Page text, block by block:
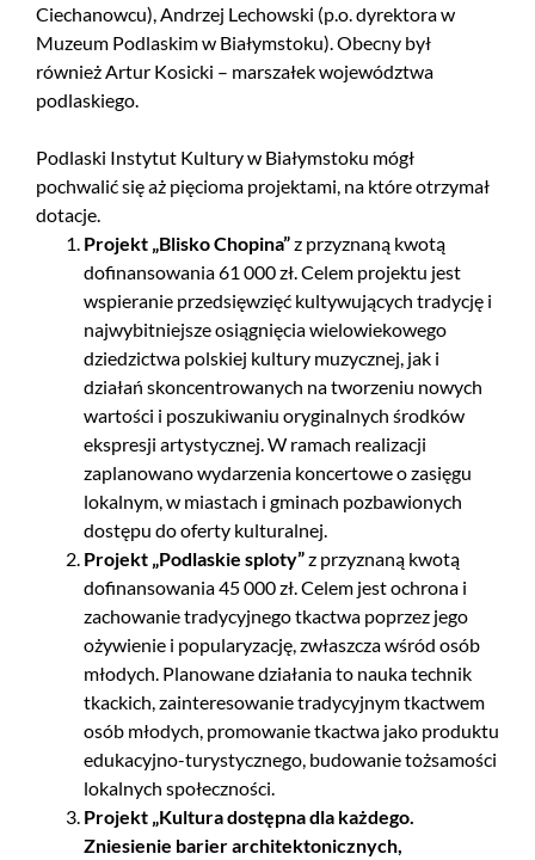
Ciechanowcu), Andrzej Lechowski (p.o. dyrektora w
Muzeum Podlaskim w Białymstoku). Obecny był
również Artur Kosicki – marszałek województwa
podlaskiego.
Podlaski Instytut Kultury w Białymstoku mógł
pochwalić się aż pięcioma projektami, na które otrzymał
dotacje.
Projekt „Blisko Chopina”z przyznaną kwotą
dofinansowania 61 000 zł. Celem projektu jest
wspieranie przedsięwzięć kultywujących tradycję i
najwybitniejsze osiągnięcia wielowiekowego
dziedzictwa polskiej kultury muzycznej, jak i
działań skoncentrowanych na tworzeniu nowych
wartości i poszukiwaniu oryginalnych środków
ekspresji artystycznej. W ramach realizacji
zaplanowano wydarzenia koncertowe o zasięgu
lokalnym, w miastach i gminach pozbawionych
dostępu do oferty kulturalnej.
Projekt „Podlaskie sploty”z przyznaną kwotą
dofinansowania 45 000 zł. Celem jest ochrona i
zachowanie tradycyjnego tkactwa poprzez jego
ożywienie i popularyzację, zwłaszcza wśród osób
młodych. Planowane działania to nauka technik
tkackich, zainteresowanie tradycyjnym tkactwem
osób młodych, promowanie tkactwa jako produktu
edukacyjno-turystycznego, budowanie tożsamości
lokalnych społeczności.
Projekt „Kultura dostępna dla każdego.
Zniesienie barier architektonicznych,